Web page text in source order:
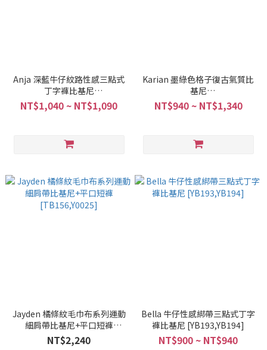
Anja 深藍牛仔紋路性感三點式
丁字褲比基尼
[YB177,YB178,YB179,YB180]
NT$1,040 ~ NT$1,090
Karian 墨綠色格子復古氣質比
基尼
NT$940 ~ NT$1,340
Jayden 橘條紋毛巾布系列運動
細肩帶比基尼+平口短褲
[TB156,Y0025]
NT$2,240
Bella 牛仔性感綁帶三點式丁字
褲比基尼 [YB193,YB194]
NT$900 ~ NT$940